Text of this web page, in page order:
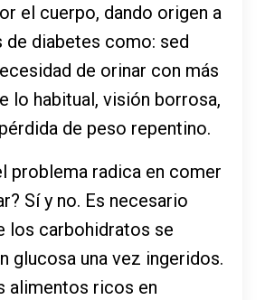
el cuerpo, dando origen a
de diabetes como: sed
de orinar con más
lo habitual, visión borrosa,
de peso repentino.
problema radica en comer
Sí y no. Es necesario
los carbohidratos se
glucosa una vez ingeridos.
alimentos ricos en